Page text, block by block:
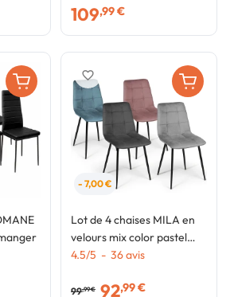
109,99 €
- 7,00 €
Lot de 4 chaises MILA en
velours mix color pastel
bleu, gris clair, gris foncé,
4.5/5 - 36avis
99,99 € 92,99 €
favorite_border